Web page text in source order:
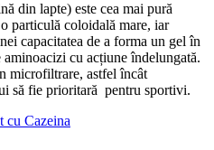
din lapte) este cea mai pură
particulă coloidală mare, iar
capacitatea de a forma un gel în
cu acțiune îndelungată.
microfiltrare, astfel încât
să fie prioritară pentru sportivi.
cu Cazeina